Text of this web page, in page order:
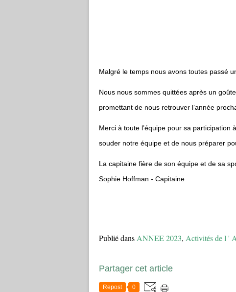
Malgré le temps nous avons toutes passé
Nous nous sommes quittées après un
promettant de nous retrouver l’année
Merci à toute l’équipe pour sa
souder notre équipe et de nous préparer
La capitaine fière de son équipe et de sa
Sophie Hoffman - Capitaine
Publié dans ANNEE 2023, Activités de l '
Partager cet article
Repost 0